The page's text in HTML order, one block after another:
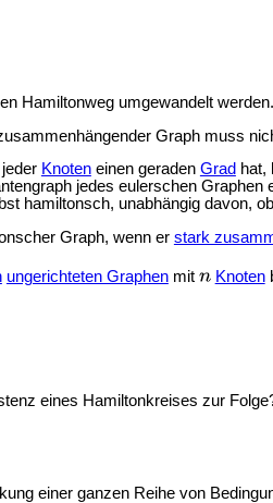
Hamiltonweg umgewandelt
Graph muss
Knoteneinen geraden Grad hat,
jedes eulerschen
hamiltonsch, unabhängig davon,
Graph, wenn er stark
ungerichteten Graphenmit Knoten
eines Hamiltonkreises zur
einer ganzen Reihe von